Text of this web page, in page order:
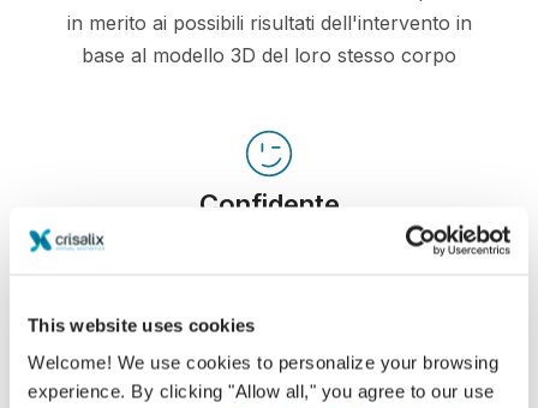
This website uses cookies
Welcome! We use cookies to personalize your browsing
experience. By clicking "Allow all," you agree to our use
in merito ai possibili risultati dell'intervento in
base al modello 3D del loro stesso corpo
Confidente
Coinvolgere al massimo i pazienti durante la visita